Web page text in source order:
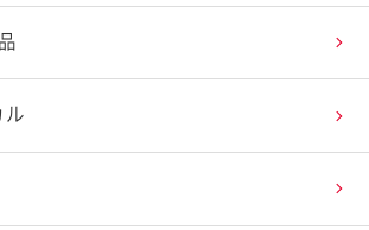
ギャラリー
サイな仲間たちファーム
ンテンツ
ー
活かしました
エルネス
ル